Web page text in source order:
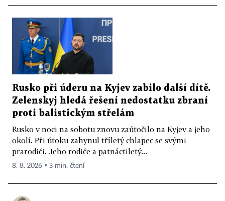
Rusko při úderu na Kyjev zabilo další dítě.
Zelenskyj hledá řešení nedostatku zbraní
proti balistickým střelám
Rusko v noci na sobotu znovu zaútočilo na Kyjev a jeho
okolí. Při útoku zahynul tříletý chlapec se svými
prarodiči. Jeho rodiče a patnáctiletý...
8. 8. 2026 ▪ 3 min. čtení